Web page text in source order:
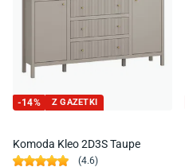
-14% Z GAZETKI
Komoda Kleo 2D3S Taupe
(4.6)